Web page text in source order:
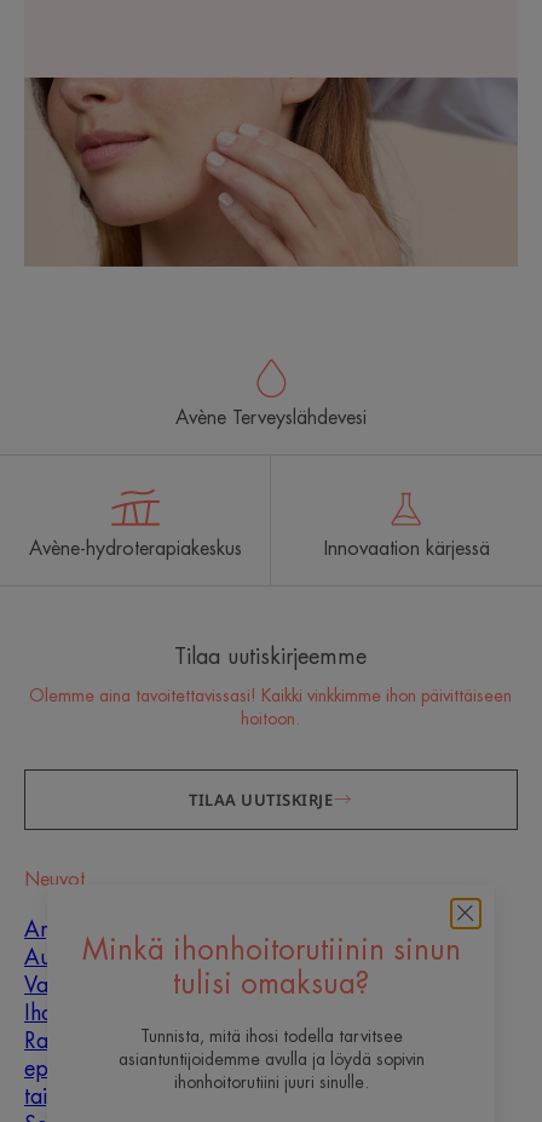
Minkä ihonhoitorutiinin sinun
tulisi omaksua?
Tunnista, mitä ihosi todella tarvitsee
asiantuntijoidemme avulla ja löydä sopivin
ihonhoitorutiini juuri sinulle.
Avène Terveyslähdevesi
Avène-hydroterapiakeskus Innovaation kärjessä
Tilaa uutiskirjeemme
Olemme aina tavoitettavissasi! Kaikki vinkkimme ihon päivittäiseen
hoitoon.
TILAA UUTISKIRJE
Neuvot
Arpien paraneminen
Aurinko
Vauva
Ihon epäpuhtaudet
Rasvainen,
epäpuhtauksiin
taipuvainen iho